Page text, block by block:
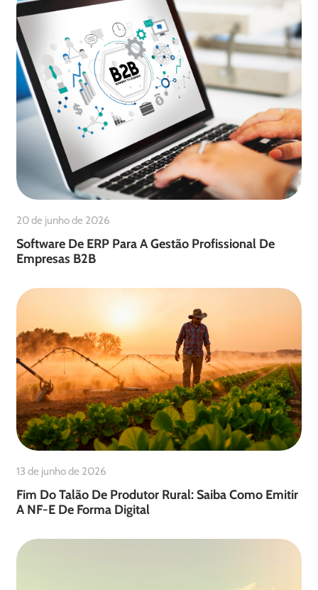
20 de junho de 2026
Software De ERP Para A Gestão Profissional De
Empresas B2B
13 de junho de 2026
Fim Do Talão De Produtor Rural: Saiba Como Emitir
A NF-E De Forma Digital